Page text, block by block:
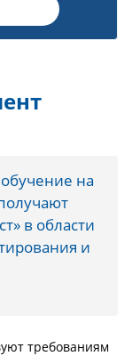
на
в области
и
требованиям